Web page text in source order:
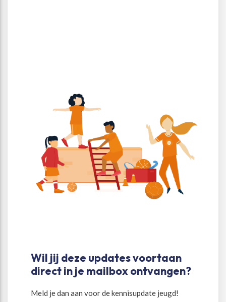
Wil jij deze updates voortaan
direct in je mailbox ontvangen?
Meld je dan aan voor de kennisupdate jeugd!